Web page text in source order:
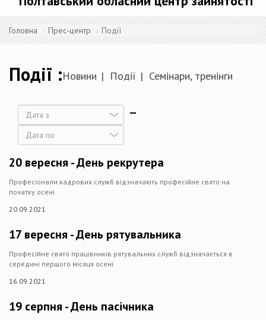
Головна Прес-центр Події
Події Новини Події Семінари, тренінги
Дата
20 вересня - День рекрутера
Професіонали кадрових служб відзначають професійне свято на
початку осені
20.09.2021
17 вересня - День рятувальника
Професійне свято працівників рятувальних служб відзначається в
середині першого місяця осені
16.09.2021
19 серпня - День пасічника